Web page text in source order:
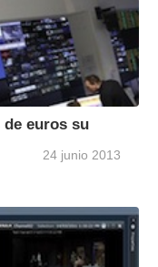
de euros su
24 junio 2013